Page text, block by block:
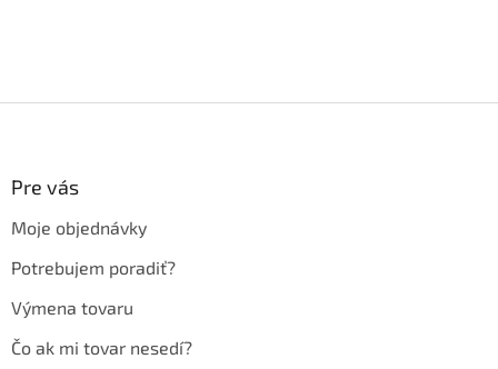
Pre vás
Moje objednávky
Potrebujem poradiť?
Výmena tovaru
Čo ak mi tovar nesedí?